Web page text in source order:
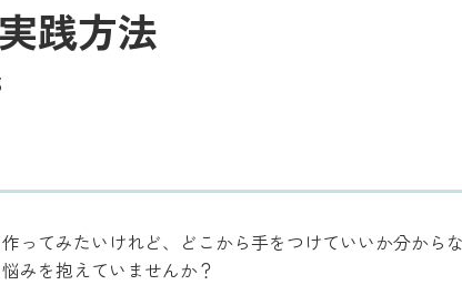
践方法
作ってみたいけれど、どこから手をつけていいか分から
みを抱えていませんか？